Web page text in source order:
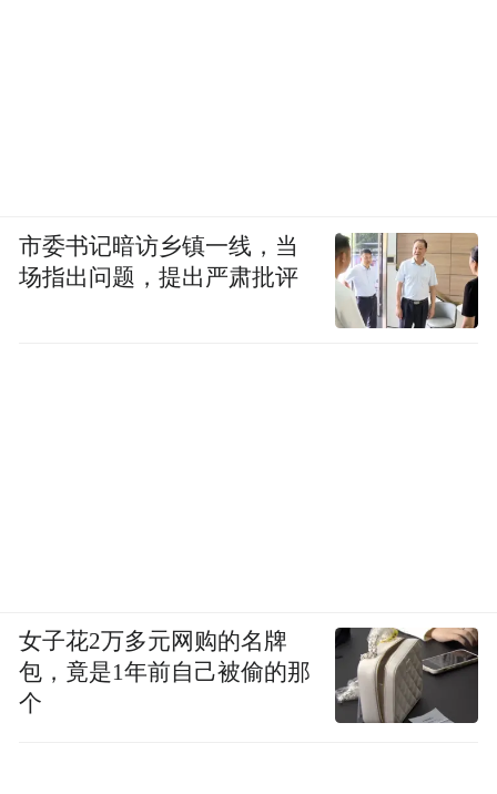
市委书记暗访乡镇一线，当
场指出问题，提出严肃批评
女子花2万多元网购的名牌
包，竟是1年前自己被偷的那
个